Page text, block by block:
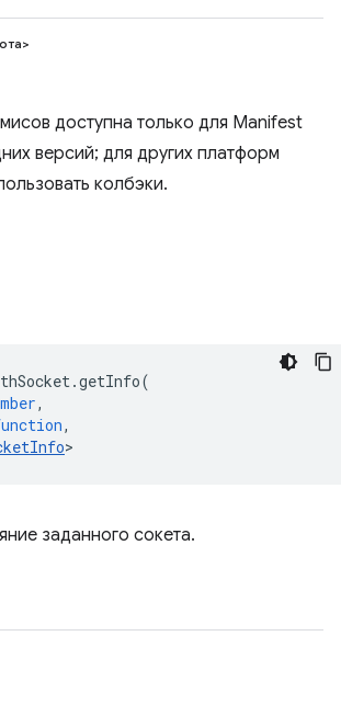
доступна только для Manifest
версий; для других платформ
колбэки.
.getInfo(
,
,
>
заданного сокета.